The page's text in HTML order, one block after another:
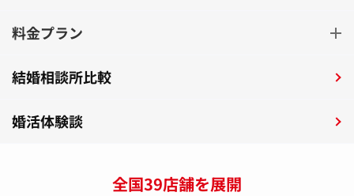
料金プラン
結婚相談所比較
婚活体験談
全国39店舗を展開